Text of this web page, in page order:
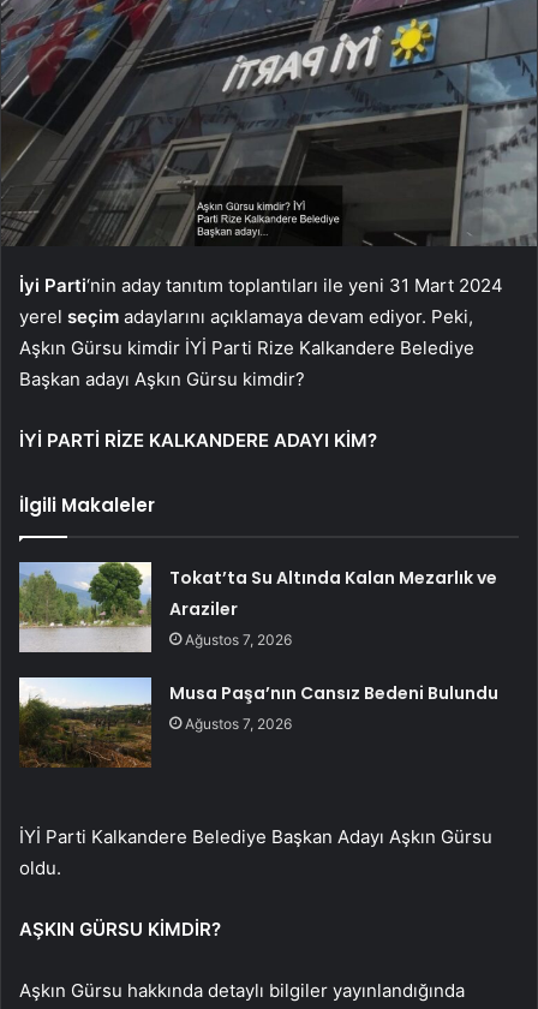
İyi Parti‘nin aday tanıtım toplantıları ile yeni 31 Mart 2024
yerel seçim adaylarını açıklamaya devam ediyor. Peki,
Aşkın Gürsu kimdir İYİ Parti Rize Kalkandere Belediye
Başkan adayı Aşkın Gürsu kimdir?
İYİ PARTİ RİZE KALKANDERE ADAYI KİM?
İlgili Makaleler
Tokat’ta Su Altında Kalan Mezarlık ve
Araziler
Ağustos 7, 2026
Musa Paşa’nın Cansız Bedeni Bulundu
Ağustos 7, 2026
İYİ Parti Kalkandere Belediye Başkan Adayı Aşkın Gürsu
oldu.
AŞKIN GÜRSU KİMDİR?
Aşkın Gürsu hakkında detaylı bilgiler yayınlandığında